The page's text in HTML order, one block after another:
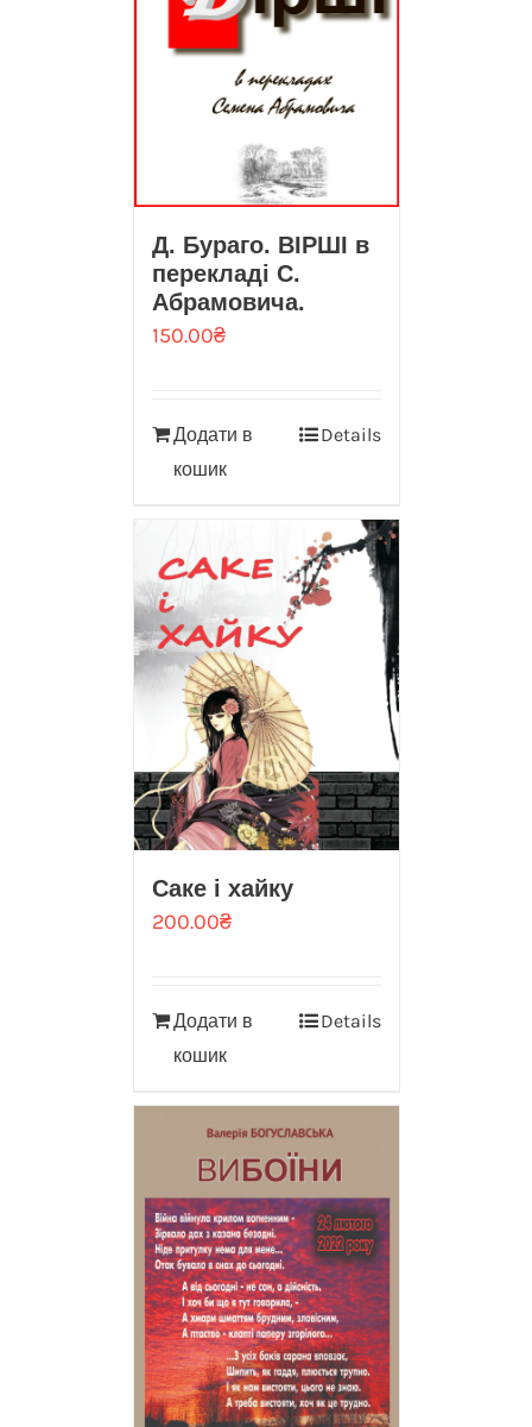
Д. Бураго. ВІРШІ в
перекладі С.
Абрамовича.
150.00₴
Додати в
кошик
Details
Саке і хайку
200.00₴
Додати в
кошик
Details